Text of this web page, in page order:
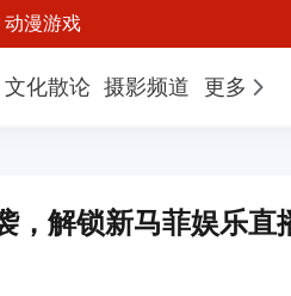
动漫游戏
文化散论 摄影频道 更多
，解锁新马菲娱乐直